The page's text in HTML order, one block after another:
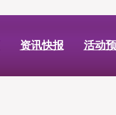
资讯快报 活动